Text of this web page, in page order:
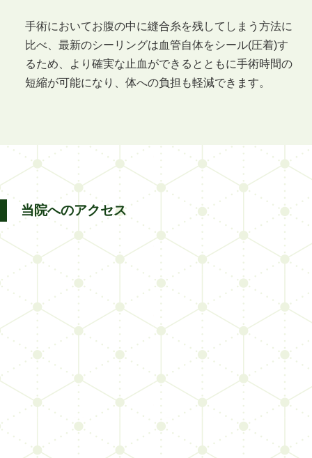
手術においてお腹の中に縫合糸を残してしまう方法に
比べ、最新のシーリングは血管自体をシール(圧着)す
るため、より確実な止血ができるとともに手術時間の
短縮が可能になり、体への負担も軽減できます。
当院へのアクセス